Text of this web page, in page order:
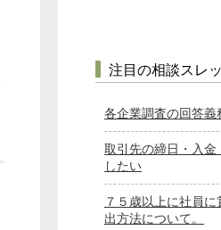
注目の相談スレ
各企業調査の回答義
取引先の締日・入
したい
７５歳以上に社員
出方法について。